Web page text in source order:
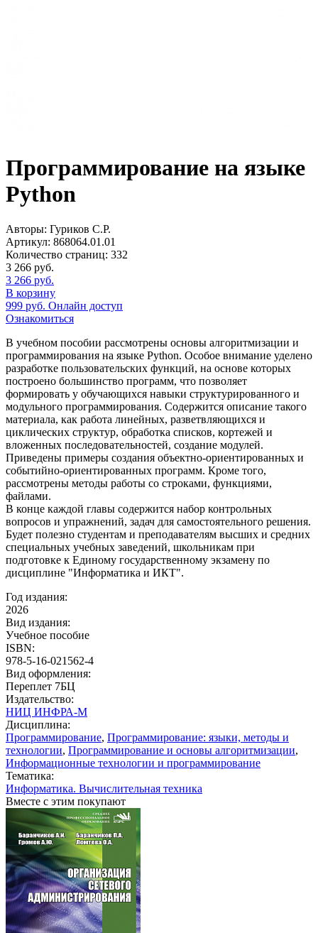
Программирование на языке
Python
Авторы: Гуриков С.Р.
Артикул: 868064.01.01
Количество страниц: 332
3 266 руб.
3 266 руб.
В корзину
999 руб. Онлайн доступ
Ознакомиться
В учебном пособии рассмотрены основы алгоритмизации и
программирования на языке Python. Особое внимание уделено
разработке пользовательских функций, на основе которых
построено большинство программ, что позволяет
формировать у обучающихся навыки структурированного и
модульного программирования. Содержится описание такого
материала, как работа линейных, разветвляющихся и
циклических структур, обработка списков, кортежей и
вложенных последовательностей, создание модулей.
Приведены примеры создания объектно-ориентированных и
событийно-ориентированных программ. Кроме того,
рассмотрены методы работы со строками, функциями,
файлами.
В конце каждой главы содержится набор контрольных
вопросов и упражнений, задач для самостоятельного решения.
Будет полезно студентам и преподавателям высших и средних
специальных учебных заведений, школьникам при
подготовке к Единому государственному экзамену по
дисциплине "Информатика и ИКТ".
Год издания:
2026
Вид издания:
Учебное пособие
ISBN:
978-5-16-021562-4
Вид оформления:
Переплет 7БЦ
Издательство:
НИЦ ИНФРА-М
Дисциплина:
Программирование, Программирование: языки, методы и
технологии, Программирование и основы алгоритмизации,
Информационные технологии и программирование
Тематика:
Информатика. Вычислительная техника
Вместе с этим покупают